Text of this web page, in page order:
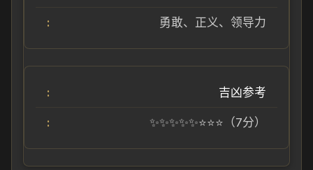
勇敢、正义、领导力
吉凶参考
✨✨✨✨✨⭐⭐⭐（7分）